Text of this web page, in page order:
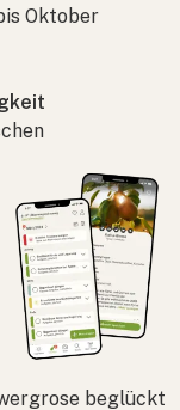
Oktober
beglückt